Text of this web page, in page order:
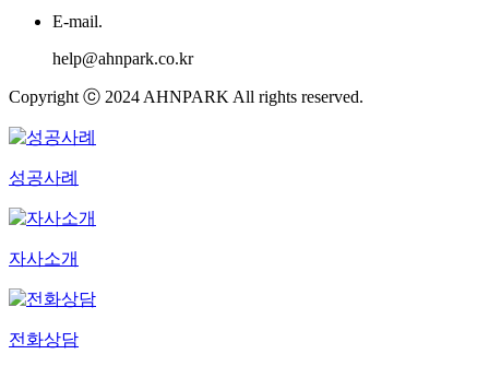
E-mail.
help@ahnpark.co.kr
Copyright ⓒ 2024 AHNPARK All rights reserved.
성공사례
자사소개
전화상담